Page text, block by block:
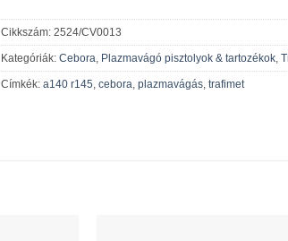
Cikkszám: 2524/CV0013
Kategóriák: Cebora Plazmavágó pisztolyok & tartozékok
Címkék: a140 r145 cebora plazmavágás trafimet